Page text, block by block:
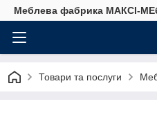
Меблева фабрика МАКСІ-
Товари та послуги